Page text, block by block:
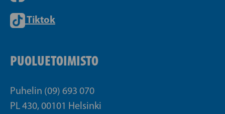
Tiktok
PUOLUETOIMISTO
Puhelin (09) 693 070
PL 430, 00101 Helsinki